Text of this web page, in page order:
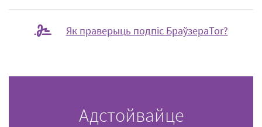
Як праверыць подпіс БраўзераTor?
Адстойвайце